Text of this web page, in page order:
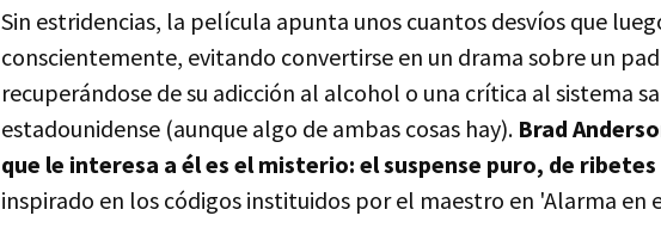
Sin estridencias, la película apunta unos cuantos desvíos que
conscientemente, evitando convertirse en un drama sobre un
recuperándose de su adicción al alcohol o una crítica al sistema
estadounidense (aunque algo de ambas cosas hay). Brad
que le interesa a él es el misterio: el suspense puro, de
inspirado en los códigos instituidos por el maestro en 'Alarma en